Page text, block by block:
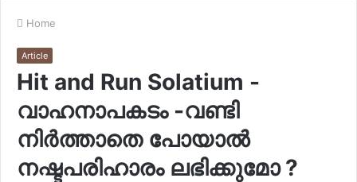
Home
Article
Hit and Run Solatium -
വാഹനാപകടം -വണ്ടി
നിർത്താതെ പോയാൽ
നഷ്ടപരിഹാരം ലഭിക്കുമോ ?